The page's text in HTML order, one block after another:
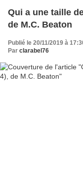
Qui a une taille
de M.C. Beaton
Publié le 20/11/2019 à
Par clarabel76